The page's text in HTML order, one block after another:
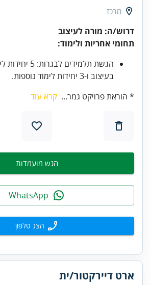
מרכז
דרוש/ה: מורה לעיצוב
תחומי אחריות ולימוד:
הגשת תלמידים
בעיצוב ו-3 יחידות לימוד נוספות.
* הוראת פרויקט גמר... קרא עוד
הגש מועמדות
הצג טלפון
ארט דיירקטור/ית